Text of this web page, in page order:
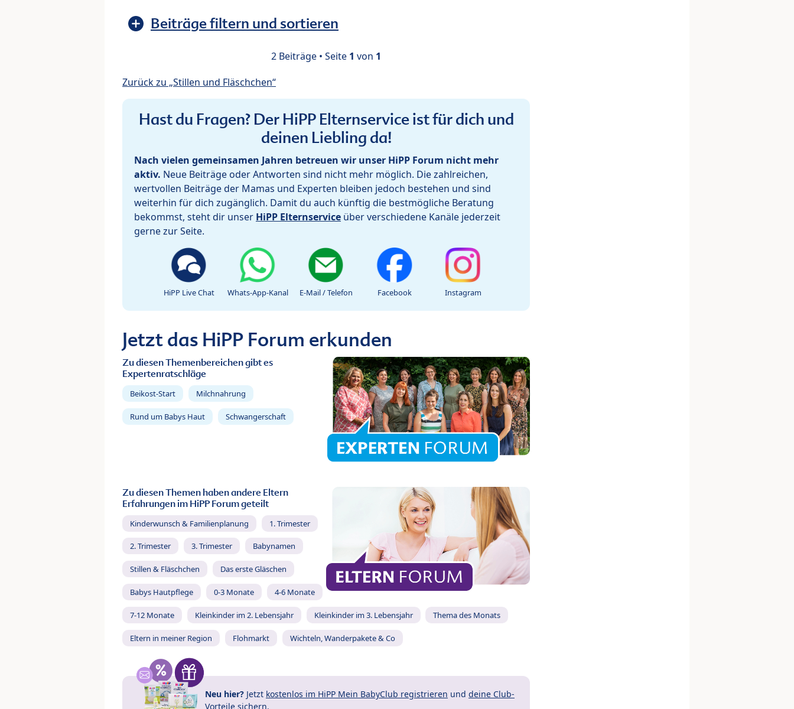
Beiträge filtern und sortieren
2 Beiträge • Seite 1 von 1
Zurück zu „Stillen und Fläschchen“
Hast du Fragen? Der HiPP Elternservice ist für dich und
deinen Liebling da!
Nach vielen gemeinsamen Jahren betreuen wir unser HiPP Forum nicht mehr
aktiv. Neue Beiträge oder Antworten sind nicht mehr möglich. Die zahlreichen,
wertvollen Beiträge der Mamas und Experten bleiben jedoch bestehen und sind
weiterhin für dich zugänglich. Damit du auch künftig die bestmögliche Beratung
bekommst, steht dir unser HiPP Elternservice über verschiedene Kanäle jederzeit
gerne zur Seite.
HiPP Live Chat Whats-App-Kanal E-Mail / Telefon Facebook Instagram
Jetzt das HiPP Forum erkunden
Zu diesen Themenbereichen gibt es
Expertenratschläge
Beikost-Start Milchnahrung
Rund um Babys Haut Schwangerschaft
Zu diesen Themen haben andere Eltern
Erfahrungen im HiPP Forum geteilt
Kinderwunsch & Familienplanung 1. Trimester
2. Trimester 3. Trimester Babynamen
Stillen & Fläschchen Das erste Gläschen
Babys Hautpflege 0-3 Monate 4-6 Monate
7-12 Monate Kleinkinder im 2. Lebensjahr Kleinkinder im 3. Lebensjahr Thema des Monats
Eltern in meiner Region Flohmarkt Wichteln, Wanderpakete & Co
Neu hier? Jetzt kostenlos im HiPP Mein BabyClub registrieren und deine Club-
Vorteile sichern.